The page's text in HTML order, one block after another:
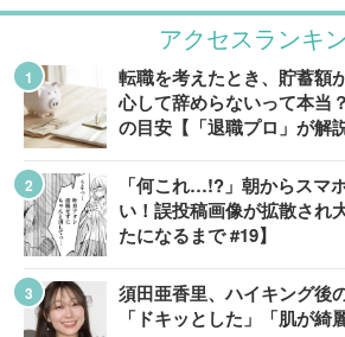
アクセスランキ
転職を考えたとき、貯蓄額
心して辞めらないって本当
の目安【「退職プロ」が解
「何これ…!?」朝からスマ
い！誤投稿画像が拡散され
たになるまで #19】
須田亜香里、ハイキング後
「ドキッとした」「肌が綺